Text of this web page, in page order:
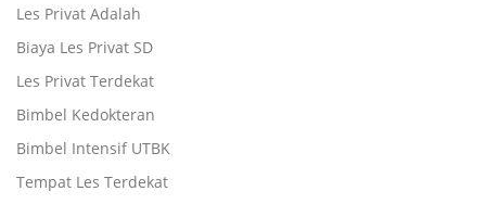
Les Privat Adalah
Biaya Les Privat SD
Les Privat Terdekat
Bimbel Kedokteran
Bimbel Intensif UTBK
Tempat Les Terdekat